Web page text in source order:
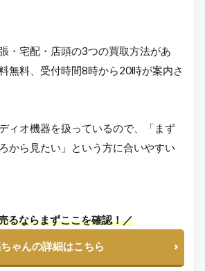
・宅配・店頭の3つの買取方法があ
無料、受付時間8時から20時が案内さ
ィオ機器を扱っているので、「まず
から見たい」という方に合いやすい
るならまずここを確認！／
ゃんの詳細はこちら